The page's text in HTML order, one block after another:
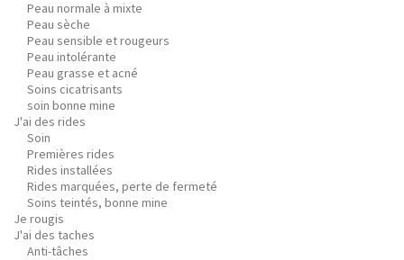
Peau normale à mixte
Peau sèche
Peau sensible et rougeurs
Peau intolérante
Peau grasse et acné
Soins cicatrisants
soin bonne mine
J'ai des rides
Soin
Premières rides
Rides installées
Rides marquées, perte de fermeté
Soins teintés, bonne mine
Je rougis
J'ai des taches
Anti-tâches